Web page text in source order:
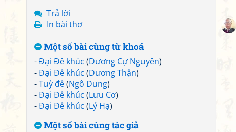
Trả lời
In bài thơ
Một số bài cùng từ khoá
-Đại Đê khúc (Dương Cự Nguyên)
-Đại Đê khúc (Dương Thận)
-Tuỳ đê(Ngô Dung)
-Đại Đê khúc (Lưu Cơ)
-Đại Đê khúc (Lý Hạ)
Một số bài cùng tác giả